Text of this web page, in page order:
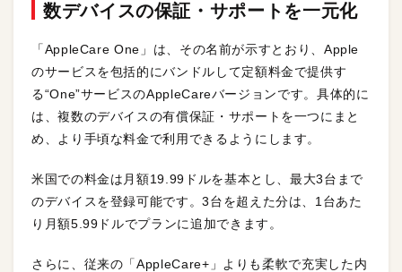
数デバイスの保証・サポートを一元化
「AppleCare One」は、その名前が示すとおり、Apple
のサービスを包括的にバンドルして定額料金で提供す
る“One”サービスのAppleCareバージョンです。具体的に
は、複数のデバイスの有償保証・サポートを一つにまと
め、より手頃な料金で利用できるようにします。
米国での料金は月額19.99ドルを基本とし、最大3台まで
のデバイスを登録可能です。3台を超えた分は、1台あた
り月額5.99ドルでプランに追加できます。
さらに、従来の「AppleCare+」よりも柔軟で充実した内